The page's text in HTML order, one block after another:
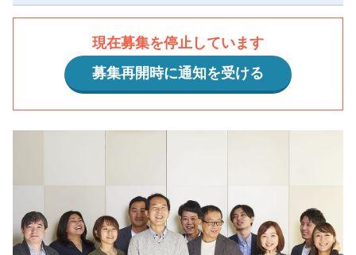
現在募集を停止しています
募集再開時に通知を受ける